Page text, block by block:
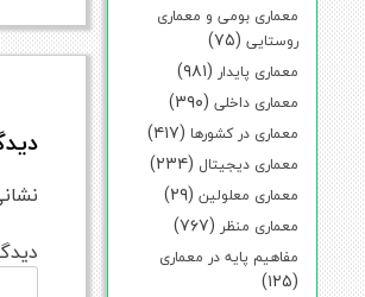
معماری بومی و معماری
روستایی (۷۵)
معماری پایدار (۹۸۱)
معماری داخلی (۳۹۰)
معماری در کشورها (۴۱۷)
معماری دیجیتال (۲۳۴)
معماری معلولین (۲۹)
معماری منظر (۷۶۷)
مفاهیم پایه در معماری
(۱۲۵)